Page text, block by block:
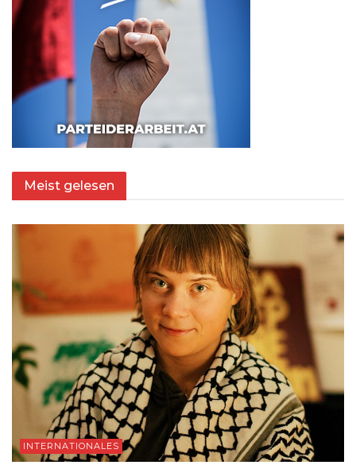
Meist gelesen
INTERNATIONALES